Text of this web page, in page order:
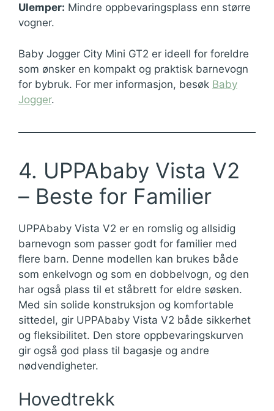
Ulemper: Mindre oppbevaringsplass enn større
vogner.
Baby Jogger City Mini GT2 er ideell for foreldre
som ønsker en kompakt og praktisk barnevogn
for bybruk. For mer informasjon, besøk Baby
Jogger.
4. UPPAbaby Vista V2
– Beste for Familier
UPPAbaby Vista V2 er en romslig og allsidig
barnevogn som passer godt for familier med
flere barn. Denne modellen kan brukes både
som enkelvogn og som en dobbelvogn, og den
har også plass til et ståbrett for eldre søsken.
Med sin solide konstruksjon og komfortable
sittedel, gir UPPAbaby Vista V2 både sikkerhet
og fleksibilitet. Den store oppbevaringskurven
gir også god plass til bagasje og andre
nødvendigheter.
Hovedtrekk